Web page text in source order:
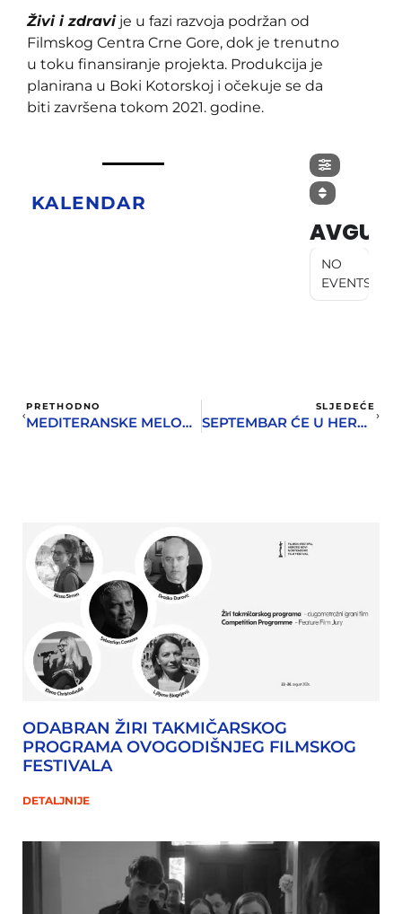
Živi i zdravije u fazi razvoja podržan od
Filmskog Centra Crne Gore, dok je trenutno
u toku finansiranje projekta. Produkcija je
planirana u Boki Kotorskoj i očekuje se da
biti završena tokom 2021. godine.
KALENDAR
AVGUST
NO
EVENTS
PRETHODNO
MEDITERANSKE MELODIJE KLAPE CAMERTON NA VISTA SKVERU
SLJEDEĆE
SEPTEMBAR ĆE U HERCEG NOVOM POČETI DŽEZOM
ODABRAN ŽIRI TAKMIČARSKOG
PROGRAMA OVOGODIŠNJEG FILMSKOG
FESTIVALA
DETALJNIJE